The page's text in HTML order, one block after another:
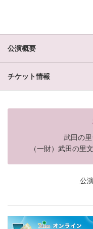
公演概要
チケット情報
武田の
（一財）武田の
公